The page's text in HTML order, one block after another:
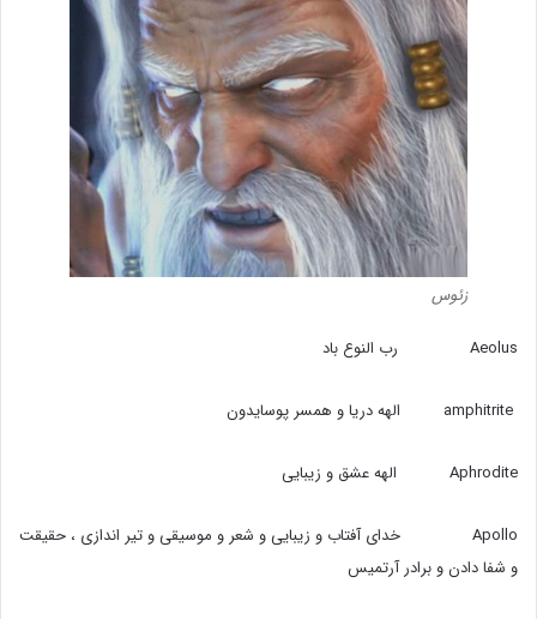
زئوس
Aeolus رب النوع باد
Aphrodite الهه عشق و زیبایی
Apollo خدای آفتاب و زیبایی و شعر و موسیقی و تیر اندازی ، حقیقت
و شفا دادن و برادر آرتمیس